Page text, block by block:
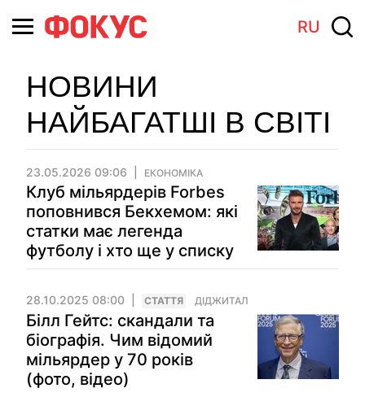
RU
НОВИНИ
НАЙБАГАТШІ В СВІТІ
23.05.2026 09:06 ЕКОНОМІКА
Клуб мільярдерів Forbes
поповнився Бекхемом: які
статки має легенда
футболу і хто ще у списку
28.10.2025 08:00 СТАТТЯ ДІДЖИТАЛ
Білл Гейтс: скандали та
біографія. Чим відомий
мільярдер у 70 років
(фото, відео)